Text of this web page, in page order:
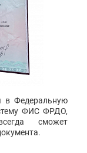
в Федеральную
ФИС ФРДО,
сможет